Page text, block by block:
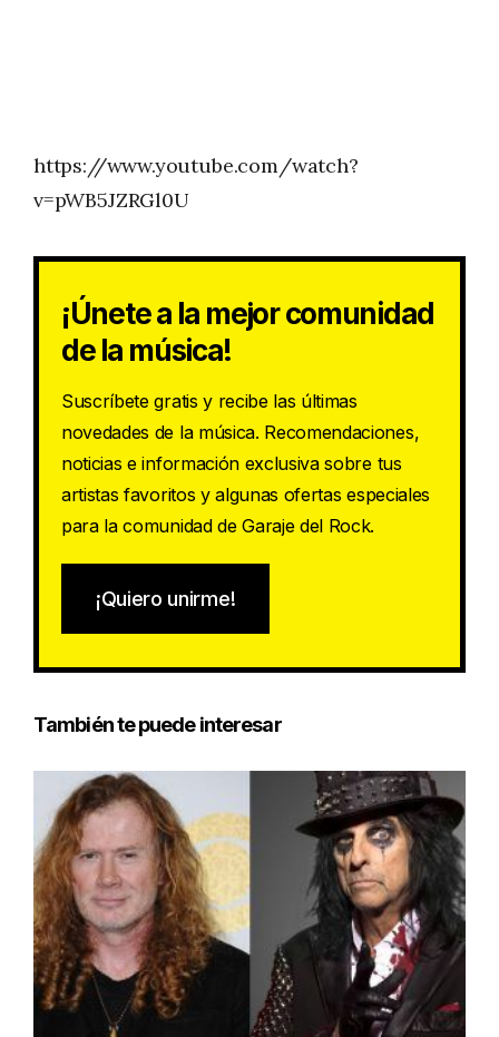
https://www.youtube.com/watch?
v=pWB5JZRGl0U
¡Únete a la mejor comunidad
de la música!
Suscríbete gratis y recibe las últimas
novedades de la música. Recomendaciones,
noticias e información exclusiva sobre tus
artistas favoritos y algunas ofertas especiales
para la comunidad de Garaje del Rock.
¡Quiero unirme!
También te puede interesar